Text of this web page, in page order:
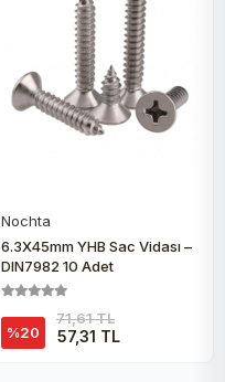
Nochta
6.3X45mm YHB Sac Vidası –
DIN7982 10 Adet
%20
71,61 TL
57,31 TL